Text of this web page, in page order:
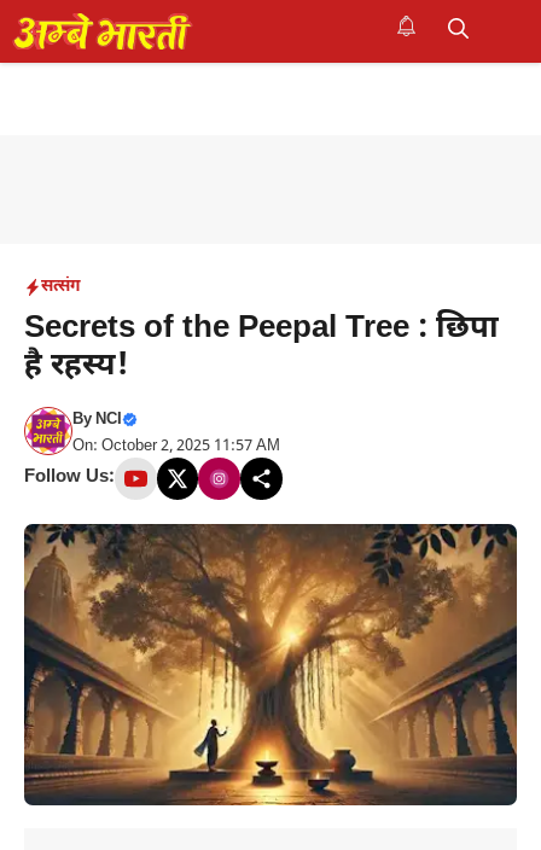
Skip
to
सत्संग
Secrets of the Peepal Tree : छिपा
है रहस्य!
ByNCI
On: October 2, 2025 11:57 AM
Follow Us: